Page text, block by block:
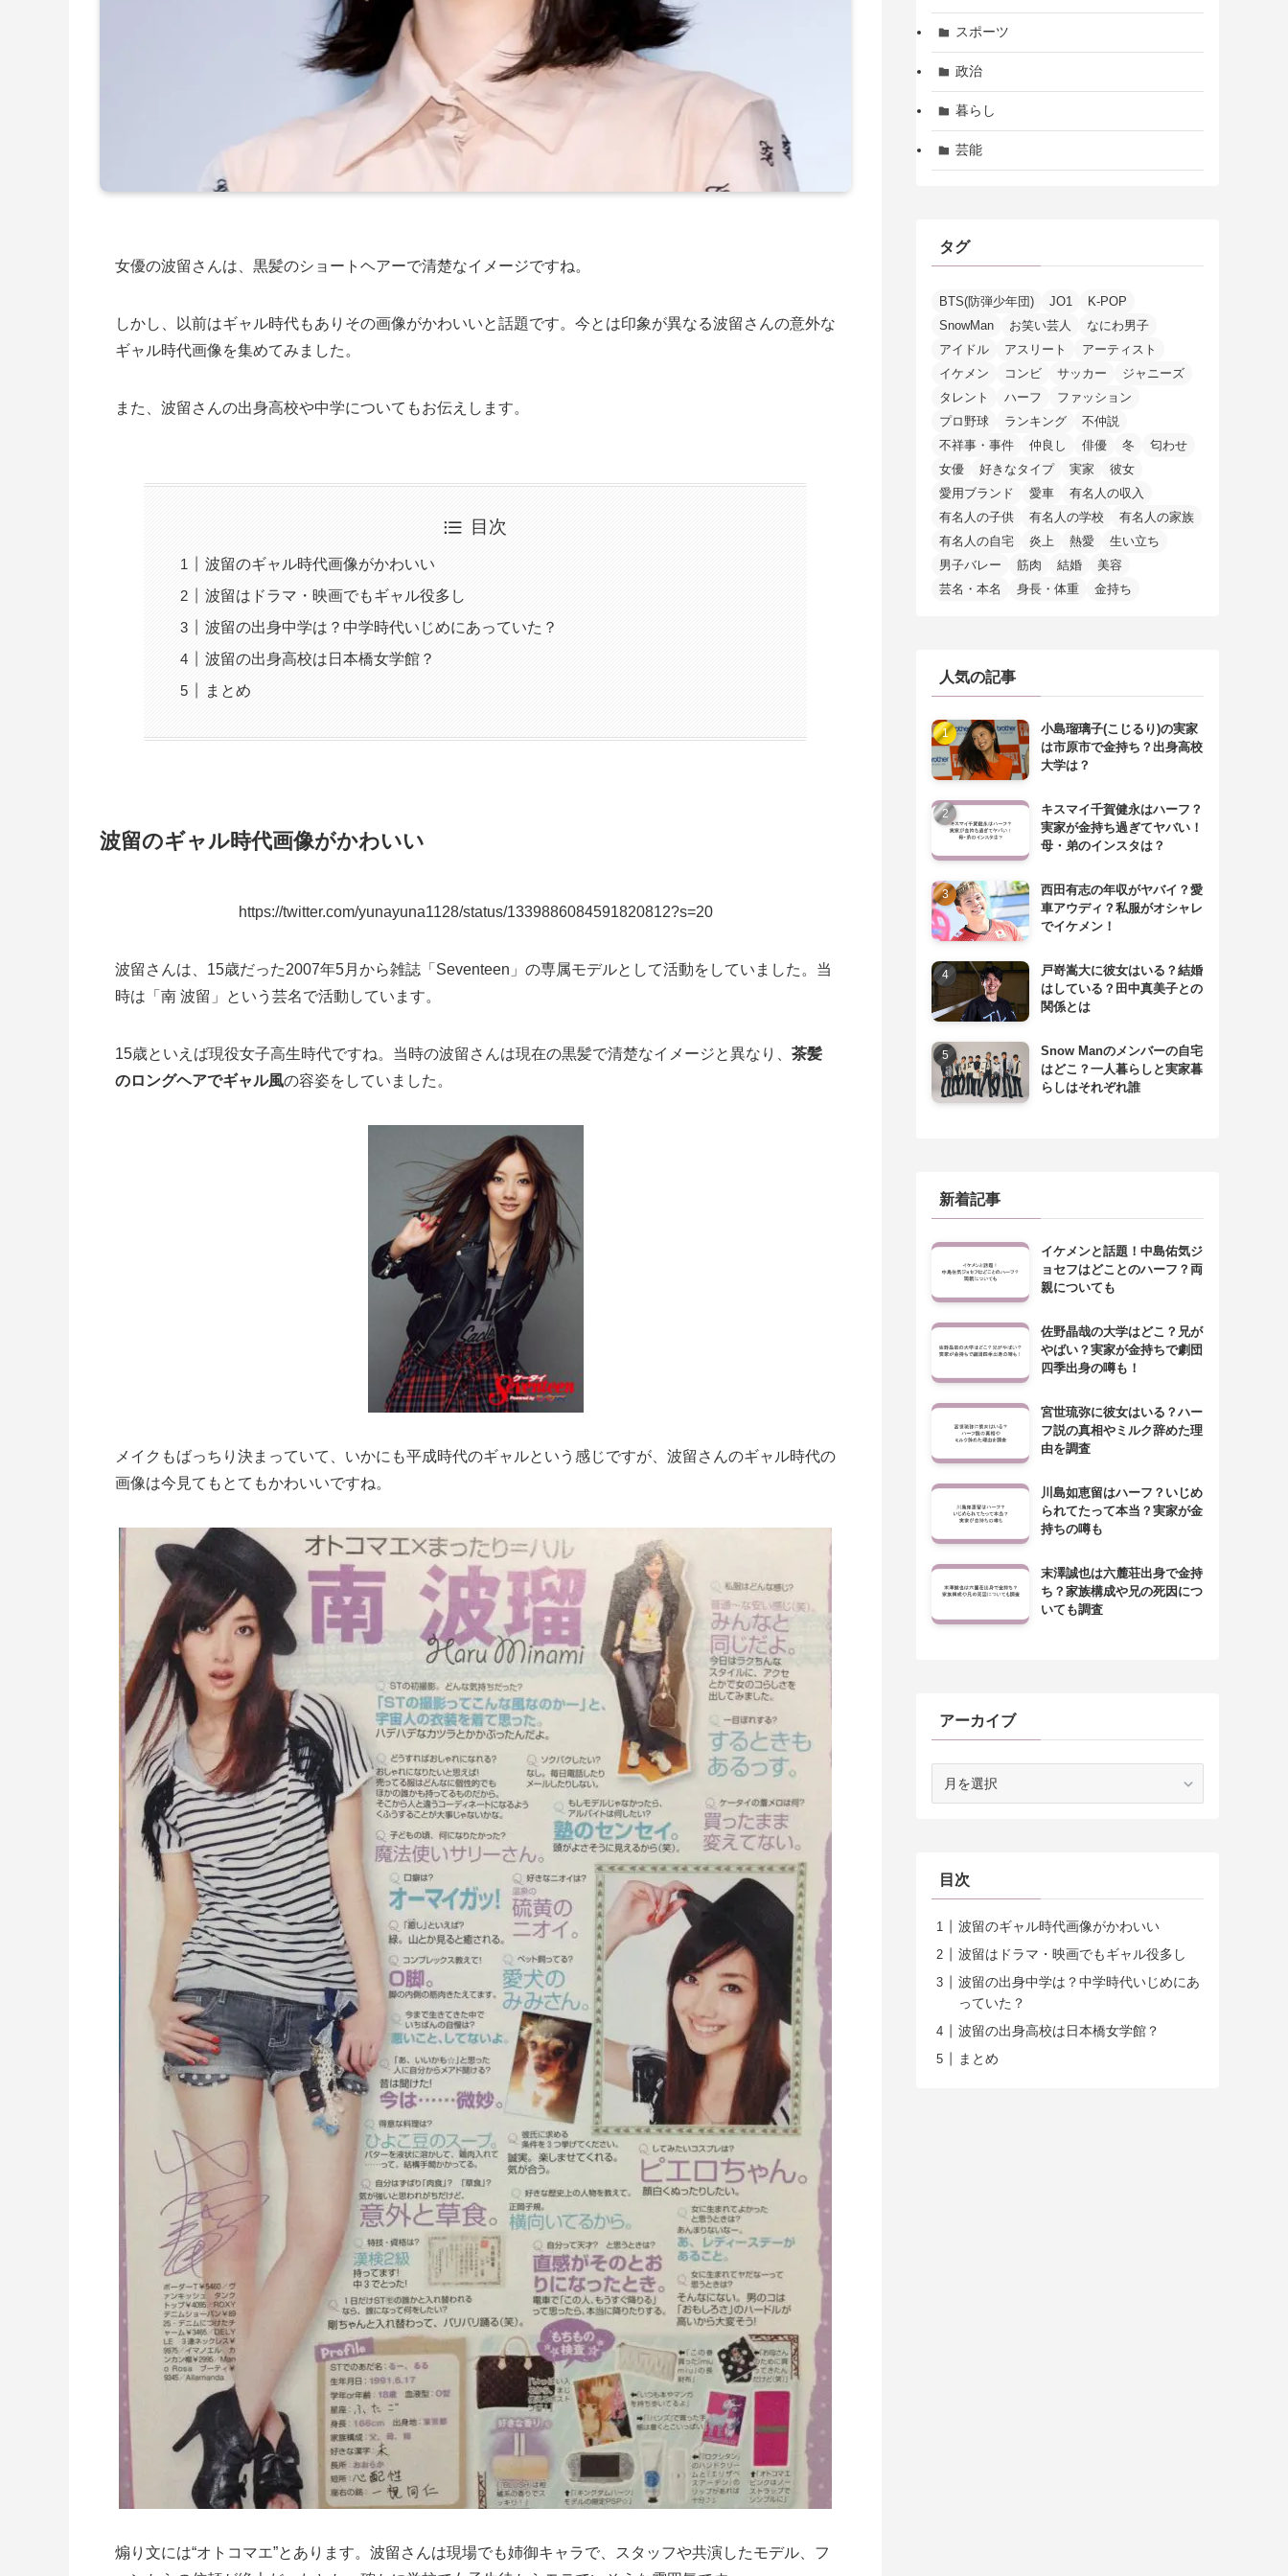
女優の波留さんは、黒髪のショートヘアーで清楚なイメージですね。
しかし、以前はギャル時代もありその画像がかわいいと話題です。今とは印象が異なる波留さんの意外な
ギャル時代画像を集めてみました。
また、波留さんの出身高校や中学についてもお伝えします。
目次
波留のギャル時代画像がかわいい
波留はドラマ・映画でもギャル役多し
波留の出身中学は？中学時代いじめにあっていた？
波留の出身高校は日本橋女学館？
まとめ
波留のギャル時代画像がかわいい
https://twitter.com/yunayuna1128/status/1339886084591820812?s=20
波留さんは、15歳だった2007年5月から雑誌「Seventeen」の専属モデルとして活動をしていました。当
時は「南 波留」という芸名で活動しています。
15歳といえば現役女子高生時代ですね。当時の波留さんは現在の黒髪で清楚なイメージと異なり、 茶髪
のロングヘアでギャル風の容姿をしていました。
メイクもばっちり決まっていて、いかにも平成時代のギャルという感じですが、波留さんのギャル時代の
画像は今見てもとてもかわいいですね。
煽り文には“オトコマエ”とあります。波留さんは現場でも姉御キャラで、スタッフや共演したモデル、フ
スポーツ
政治
暮らし
芸能
タグ
BTS(防弾少年団) JO1
K-POP
SnowMan
お笑い芸人
なにわ男子
アイドル
アスリート
アーティスト
イケメン
コンビ サッカー
ジャニーズ
タレント
ハーフ
ファッション
プロ野球
ランキング
不仲説
不祥事・事件
仲良し 俳優 冬
匂わせ
女優
好きなタイプ 実家
彼女
愛用ブランド
愛車
有名人の収入
有名人の子供
有名人の学校
有名人の家族
有名人の自宅
炎上 熱愛
生い立ち
男子バレー
筋肉 結婚
美容
芸名・本名
身長・体重 金持ち
人気の記事
小島瑠璃子(こじるり)の実家
は市原市で金持ち？出身高校
大学は？
キスマイ千賀健永はハーフ？
実家が金持ち過ぎてヤバい！
母・弟のインスタは？
西田有志の年収がヤバイ？愛
車アウディ？私服がオシャレ
でイケメン！
戸嵜嵩大に彼女はいる？結婚
はしている？田中真美子との
関係とは
Snow Manのメンバーの自宅
はどこ？一人暮らしと実家暮
らしはそれぞれ誰
新着記事
イケメンと話題！中島佑気ジ
ョセフはどことのハーフ？両
親についても
佐野晶哉の大学はどこ？兄が
やばい？実家が金持ちで劇団
四季出身の噂も！
宮世琉弥に彼女はいる？ハー
フ説の真相やミルク辞めた理
由を調査
川島如恵留はハーフ？いじめ
られてたって本当？実家が金
持ちの噂も
末澤誠也は六麓荘出身で金持
ち？家族構成や兄の死因につ
いても調査
アーカイブ
目次
波留のギャル時代画像がかわいい
波留はドラマ・映画でもギャル役多し
波留の出身中学は？中学時代いじめにあ
っていた？
波留の出身高校は日本橋女学館？
まとめ